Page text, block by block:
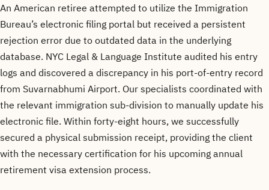
An American retiree attempted to utilize the Immigration
Bureau’s electronic filing portal but received a persistent
rejection error due to outdated data in the underlying
database. NYC Legal & Language Institute audited his entry
logs and discovered a discrepancy in his port-of-entry record
from Suvarnabhumi Airport. Our specialists coordinated with
the relevant immigration sub-division to manually update his
electronic file. Within forty-eight hours, we successfully
secured a physical submission receipt, providing the client
with the necessary certification for his upcoming annual
retirement visa extension process.